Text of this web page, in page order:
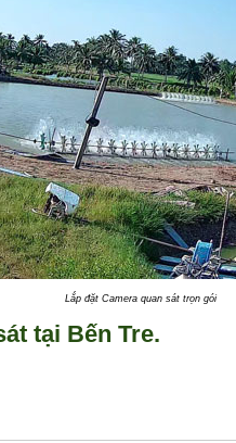
Lắp đặt Camera quan sát trọn gói
tại Bến Tre.